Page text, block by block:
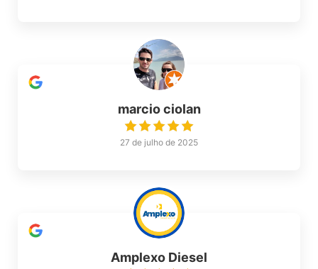
marcio ciolan
27 de julho de 2025
Amplexo Diesel